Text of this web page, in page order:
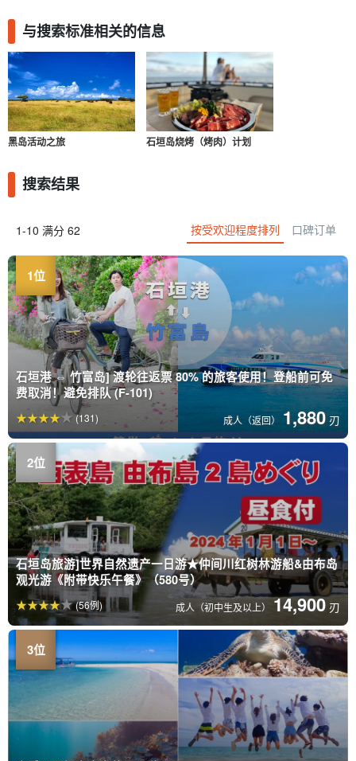
与搜索标准相关的信息
黑岛活动之旅 石垣岛烧烤（烤肉）计划
搜索结果
1-10 满分 62 按受欢迎程度排列 口碑订单
石垣港 ⇔ 竹富岛] 渡轮往返票 80% 的旅客使用！登船前可免
费取消！避免排队 (F-101)
成人（返回） 1,880 刃
(131)
石垣岛旅游]世界自然遗产一日游★仲间川红树林游船&由布岛
观光游《附带快乐午餐》（580号）
成人（初中生及以上） 14,900 刃
(56例)